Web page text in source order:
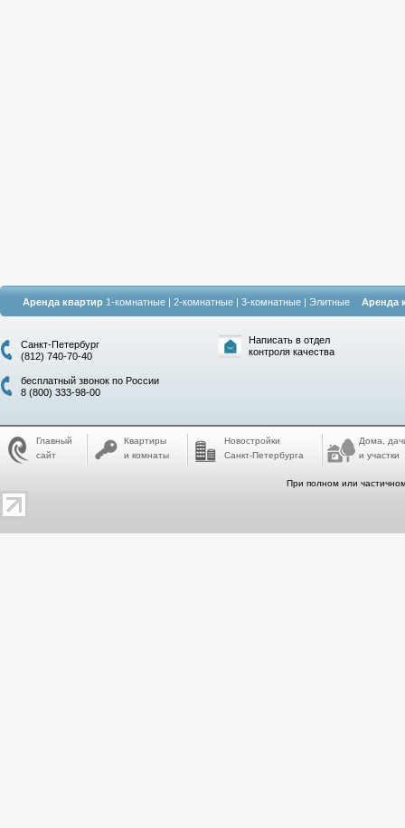
Аренда квартир 1-комнатные | 2-комнатные | 3-комнатные | Элитные Аренда
Санкт-Петербург
(812) 740-70-40
бесплатный звонок по России
8 (800) 333-98-00
Написать в отдел
контроля качества
Главный
сайт
Квартиры
и комнаты
Новостройки
Санкт-Петербурга
Дома,
и участки
При полном или